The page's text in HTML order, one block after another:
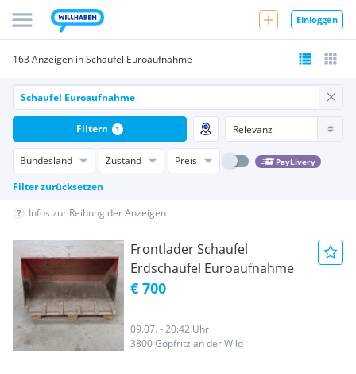
Einloggen
163 Anzeigen in Schaufel Euroaufnahme
Bundesland Zustand Preis PayLivery
Filter zurücksetzen
Filtern 1
Infos zur Reihung der Anzeigen
Frontlader Schaufel
Erdschaufel Euroaufnahme
€ 700
09.07. - 20:42 Uhr
3800 Göpfritz an der Wild